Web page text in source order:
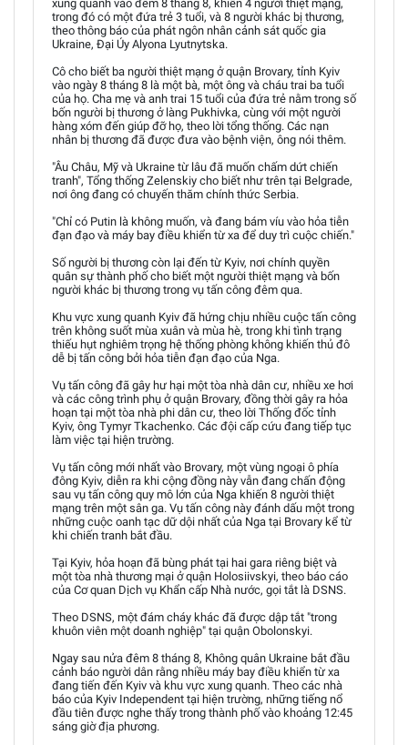
xung quanh vào đêm 8 tháng 8, khiến 4 người thiệt mạng,
trong đó có một đứa trẻ 3 tuổi, và 8 người khác bị thương,
theo thông báo của phát ngôn nhân cảnh sát quốc gia
Ukraine, Đại Úy Alyona Lyutnytska.
Cô cho biết ba người thiệt mạng ở quận Brovary, tỉnh Kyiv
vào ngày 8 tháng 8 là một bà, một ông và cháu trai ba tuổi
của họ. Cha mẹ và anh trai 15 tuổi của đứa trẻ nằm trong số
bốn người bị thương ở làng Pukhivka, cùng với một người
hàng xóm đến giúp đỡ họ, theo lời tổng thống. Các nạn
nhân bị thương đã được đưa vào bệnh viện, ông nói thêm.
"Âu Châu, Mỹ và Ukraine từ lâu đã muốn chấm dứt chiến
tranh", Tổng thống Zelenskiy cho biết như trên tại Belgrade,
nơi ông đang có chuyến thăm chính thức Serbia.
"Chỉ có Putin là không muốn, và đang bám víu vào hỏa tiễn
đạn đạo và máy bay điều khiển từ xa để duy trì cuộc chiến."
Số người bị thương còn lại đến từ Kyiv, nơi chính quyền
quân sự thành phố cho biết một người thiệt mạng và bốn
người khác bị thương trong vụ tấn công đêm qua.
Khu vực xung quanh Kyiv đã hứng chịu nhiều cuộc tấn công
trên không suốt mùa xuân và mùa hè, trong khi tình trạng
thiếu hụt nghiêm trọng hệ thống phòng không khiến thủ đô
dễ bị tấn công bởi hỏa tiễn đạn đạo của Nga.
Vụ tấn công đã gây hư hại một tòa nhà dân cư, nhiều xe hơi
và các công trình phụ ở quận Brovary, đồng thời gây ra hỏa
hoạn tại một tòa nhà phi dân cư, theo lời Thống đốc tỉnh
Kyiv, ông Tymyr Tkachenko. Các đội cấp cứu đang tiếp tục
làm việc tại hiện trường.
Vụ tấn công mới nhất vào Brovary, một vùng ngoại ô phía
đông Kyiv, diễn ra khi cộng đồng này vẫn đang chấn động
sau vụ tấn công quy mô lớn của Nga khiến 8 người thiệt
mạng trên một sân ga. Vụ tấn công này đánh dấu một trong
những cuộc oanh tạc dữ dội nhất của Nga tại Brovary kể từ
khi chiến tranh bắt đầu.
Tại Kyiv, hỏa hoạn đã bùng phát tại hai gara riêng biệt và
một tòa nhà thương mại ở quận Holosiivskyi, theo báo cáo
của Cơ quan Dịch vụ Khẩn cấp Nhà nước, gọi tắt là DSNS.
Theo DSNS, một đám cháy khác đã được dập tắt "trong
khuôn viên một doanh nghiệp" tại quận Obolonskyi.
Ngay sau nửa đêm 8 tháng 8, Không quân Ukraine bắt đầu
cảnh báo người dân rằng nhiều máy bay điều khiển từ xa
đang tiến đến Kyiv và khu vực xung quanh. Theo các nhà
báo của Kyiv Independent tại hiện trường, những tiếng nổ
đầu tiên được nghe thấy trong thành phố vào khoảng 12:45
sáng giờ địa phương.